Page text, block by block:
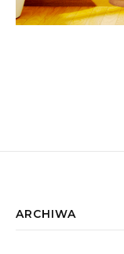
ARCHIWA